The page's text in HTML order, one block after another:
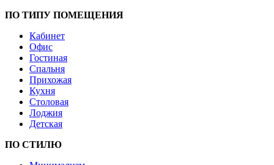
ПО ТИПУ ПОМЕЩЕНИЯ
Кабинет
Офис
Гостиная
Спальня
Прихожая
Кухня
Столовая
Лоджия
Детская
ПО СТИЛЮ